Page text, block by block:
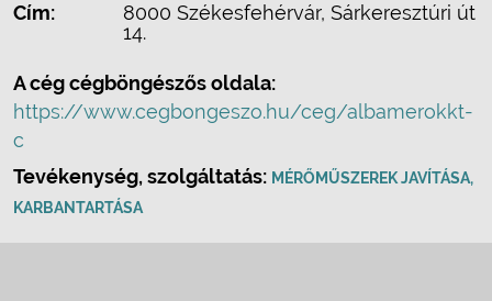
Cím:
8000 Székesfehérvár, Sárkeresztúri út
14.
A cég cégböngészős oldala:
https://www.cegbongeszo.hu/ceg/albamerokkt-
c
Tevékenység, szolgáltatás: MÉRŐMŰSZEREK JAVÍTÁSA,
KARBANTARTÁSA